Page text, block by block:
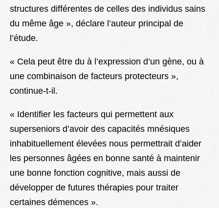
structures différentes de celles des individus sains
du même âge », déclare l’auteur principal de
l’étude.
« Cela peut être du à l’expression d’un gène, ou à
une combinaison de facteurs protecteurs »,
continue-t-il.
« Identifier les facteurs qui permettent aux
superseniors d’avoir des capacités mnésiques
inhabituellement élevées nous permettrait d’aider
les personnes âgées en bonne santé à maintenir
une bonne fonction cognitive, mais aussi de
développer de futures thérapies pour traiter
certaines démences ».